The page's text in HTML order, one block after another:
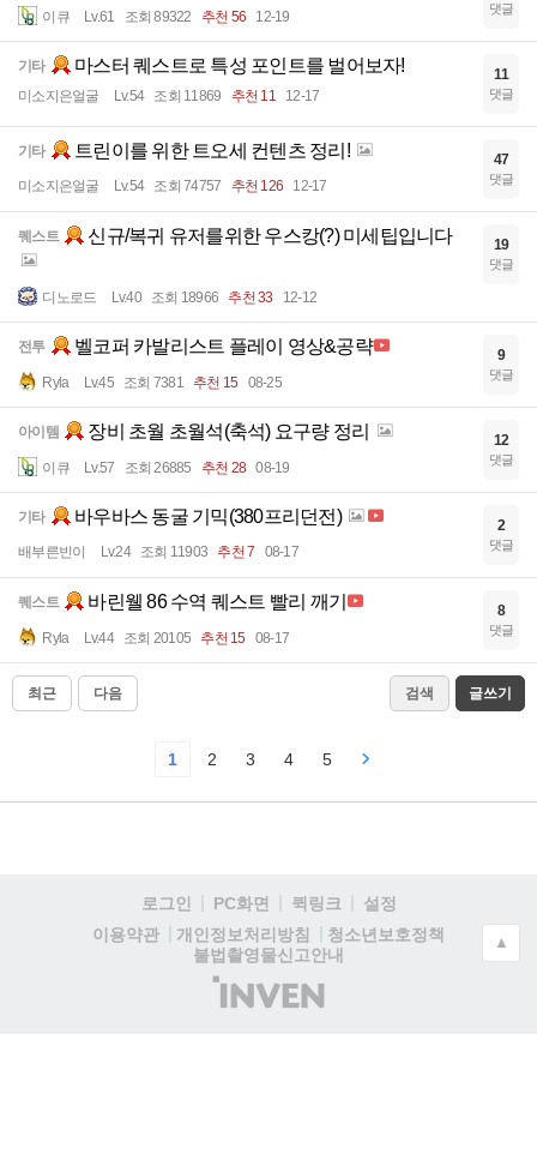
이큐 Lv.61 조회 89322 추천 56 12-19 댓글
기타 마스터 퀘스트로 특성 포인트를 벌어보자!
미소지은얼굴 Lv.54 조회 11869 추천 11 12-17
11
댓글
기타 트린이를 위한 트오세 컨텐츠 정리!
미소지은얼굴 Lv.54 조회 74757 추천 126 12-17
47
댓글
퀘스트 신규/복귀 유저를위한 우스캉(?) 미세팁입니다
디노로드 Lv.40 조회 18966 추천 33 12-12
19
댓글
전투 벨코퍼 카발리스트 플레이 영상&공략
Ryla Lv.45 조회 7381 추천 15 08-25
9
댓글
아이템 장비 초월 초월석(축석) 요구량 정리
이큐 Lv.57 조회 26885 추천 28 08-19
12
댓글
기타 바우바스 동굴 기믹(380프리던전)
배부른빈이 Lv.24 조회 11903 추천 7 08-17
2
댓글
퀘스트 바린웰 86 수역 퀘스트 빨리 깨기
Ryla Lv.44 조회 20105 추천 15 08-17
8
댓글
최근 다음 검색 글쓰기
1 2 3 4 5
로그인 PC화면 퀵링크
설정
이용약관
개인정보처리방침
청소년보호정책
불법촬영물신고안내
(주)
인
▲